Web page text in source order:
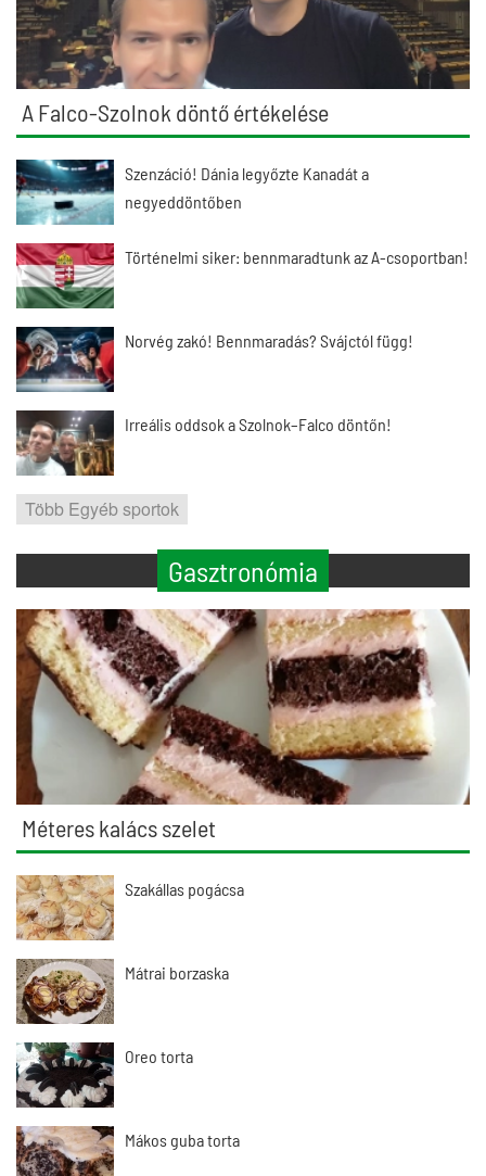
A Falco-Szolnok döntő értékelése
Szenzáció! Dánia legyőzte Kanadát a
negyeddöntőben
Történelmi siker: bennmaradtunk az A-csoportban!
Norvég zakó! Bennmaradás? Svájctól függ!
Irreális oddsok a Szolnok–Falco döntőn!
Több Egyéb sportok
Gasztronómia
Méteres kalács szelet
Szakállas pogácsa
Mátrai borzaska
Oreo torta
Mákos guba torta